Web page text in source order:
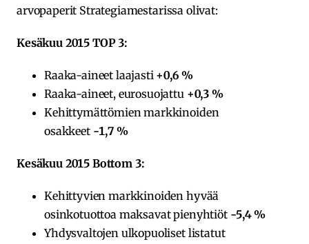
arvopaperit Strategiamestarissa olivat:
Kesäkuu 2015 TOP 3:
Raaka-aineet laajasti +0,6 %
Raaka-aineet, eurosuojattu +0,3 %
Kehittymättömien markkinoiden
osakkeet -1,7 %
Kesäkuu 2015 Bottom 3:
Kehittyvien markkinoiden hyvää
osinkotuottoa maksavat pienyhtiöt -5,4 %
Yhdysvaltojen ulkopuoliset listatut